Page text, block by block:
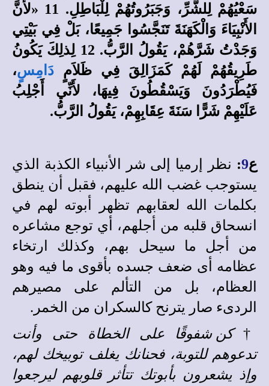
سَعْيُهُمْ لِلشَّرِّ، وَجَبَرُوتُهُمْ لِلْبَاطِلِ. 11 «لأَنَّ
الأَنْبِيَاءَ وَالْكَهَنَةَ تَنَجَّسُوا جَمِيعًا، بَلْ فِي بَيْتِي
وَجَدْتُ شَرَّهُمْ، يَقُولُ الرَّبُّ. 12 لِذلِكَ يَكُونُ
طَرِيقُهُمْ لَهُمْ كَمَزَالِقَ فِي ظَلاَمٍ دَامِسٍ،
فَيُطْرَدُونَ وَيَسْقُطُونَ فِيهَا، لأَنِّي أَجْلِبُ
عَلَيْهِمْ شَرًّا سَنَةَ عِقَابِهِمْ، يَقُولُ الرَّبُّ.
ع9
: نظر إرميا إلى شر الأنبياء الكذبة الذي
يستوجب غضب الله عليهم، فقبل أن ينطق
بكلمات الله لعقابهم تظهر أبوته لهم في
انسحاق قلبه من أجلهم، أي توجع مشاعره
من أجل ما سيحل بهم، وكذلك ارتخاء
عظامه أى ضعف جسده بأقوى ما فيه وهو
العظام، بل من التألم على مصيرهم
الردىء صار يترنح كالسكران من الخمر.
†كن شفوقًا على الخطاة حتى وأنت
تدعوهم للتوبة، فحنانك يغلف توبيخك لهم،
وإذ يشعرون بأبوتك تتأثر قلوبهم ليرجعوا